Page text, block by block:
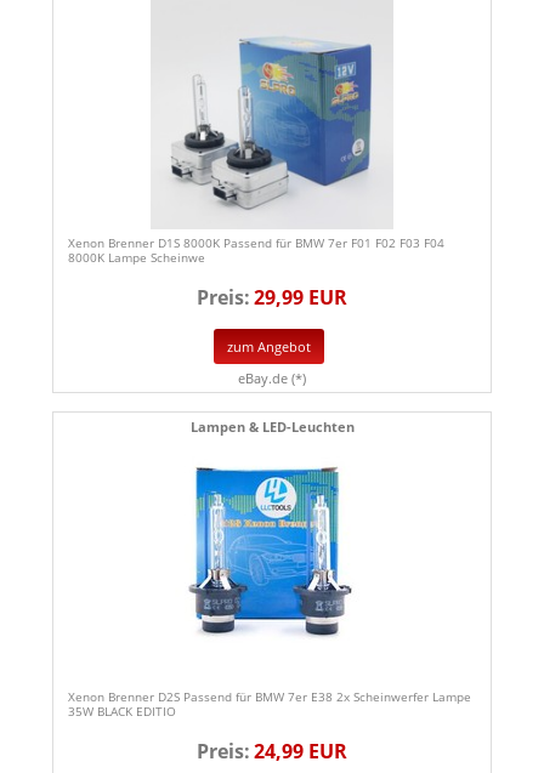
Xenon Brenner D1S 8000K Passend für BMW 7er F01 F02 F03 F04
8000K Lampe Scheinwe
Preis:29,99 EUR
zum Angebot
eBay.de (*)
Lampen & LED-Leuchten
Xenon Brenner D2S Passend für BMW 7er E38 2x Scheinwerfer Lampe
35W BLACK EDITIO
Preis:24,99 EUR